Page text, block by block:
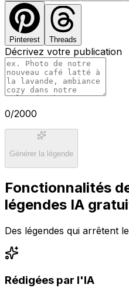
Pinterest Threads
Décrivez votre publication
0/2000
Générer la légende
Fonctionnalités
légendes IA
Des légendes qui arrêtent
Rédigées par l'IA